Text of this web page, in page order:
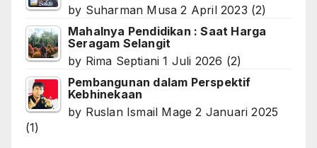
by Suharman Musa 2 April 2023 (2)
Mahalnya Pendidikan : Saat Harga
Seragam Selangit
by Rima Septiani 1 Juli 2026 (2)
Pembangunan dalam Perspektif
Kebhinekaan
by Ruslan Ismail Mage 2 Januari 2025
(1)